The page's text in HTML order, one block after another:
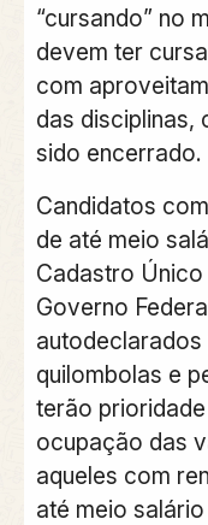
“cursando” no
devem ter
com
das disciplinas,
sido encerrado.
Candidatos
de até meio
Cadastro
Governo
autodeclarados
quilombolas e
terão
ocupação das
aqueles com
até meio